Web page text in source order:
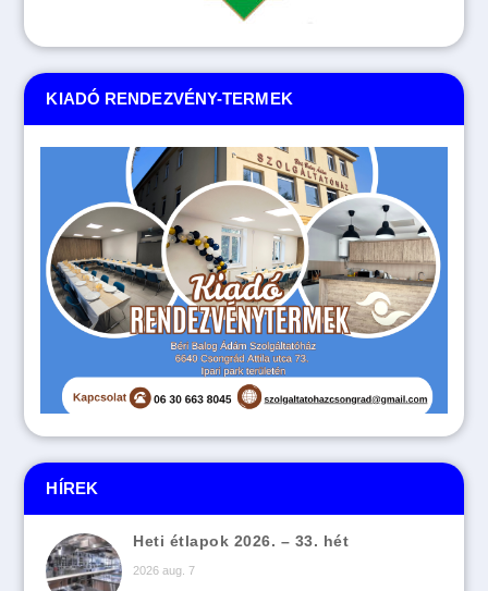
HÍREK
Heti étlapok 2026. – 33. hét
2026 aug. 7
KIADÓ RENDEZVÉNY-TERMEK